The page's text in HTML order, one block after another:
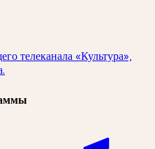
телеканала «Культура»,